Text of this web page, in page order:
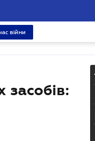
війни
засобів: